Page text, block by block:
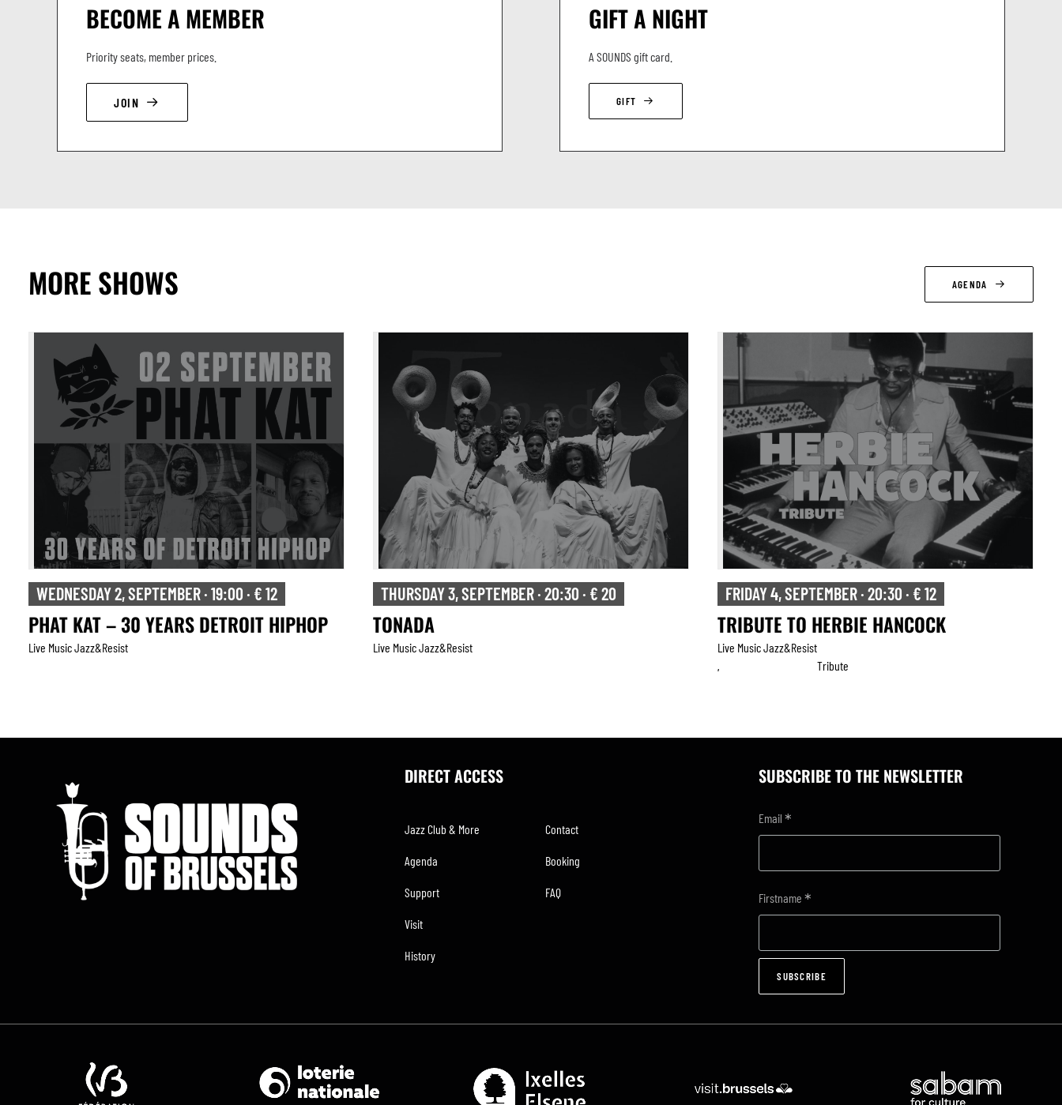
BECOME A MEMBER
Priority seats, member prices.
JOIN
GIFT A NIGHT
A SOUNDS gift card.
GIFT
MORE SHOWS AGENDA
WEDNESDAY 2, SEPTEMBER · 19:00 · € 12
PHAT KAT – 30 YEARS DETROIT HIPHOP
Live Music Jazz&resist
THURSDAY 3, SEPTEMBER · 20:30 · € 20
TONADA
Live Music Jazz&resist
FRIDAY 4, SEPTEMBER · 20:30 · € 12
TRIBUTE TO HERBIE HANCOCK
Live Music Jazz&resist
Tribute
DIRECT ACCESS
Jazz Club & More
Agenda
Support
Visit
History
Contact
Booking
FAQ
SUBSCRIBE TO THE NEWSLETTER
Email*
Firstname*